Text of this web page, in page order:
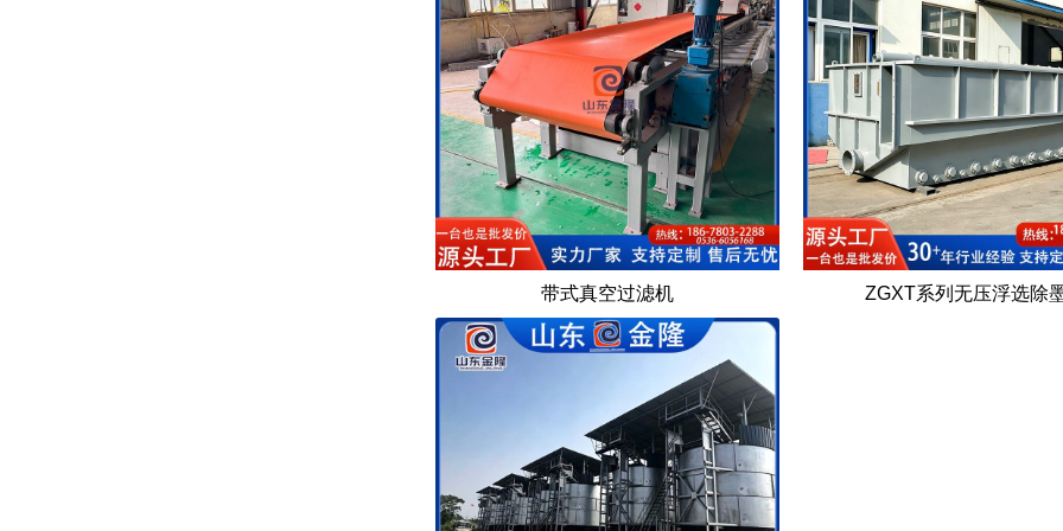
带式真空过滤机 ZGXT系列无压浮选除